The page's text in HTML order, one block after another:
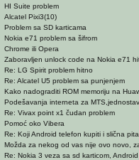
HI Suite problem
Alcatel Pixi3(10)
Problem sa SD karticama
Nokia e71 problem sa šifrom
Chrome ili Opera
Zaboravljen unlock code na Nokia e71
Re: LG Spirit problem hitno
Re: Alcatel U5 problem sa punjenjem
Kako nadograditi ROM memoriju na
Podešavanja interneta za
Re: Vivax point x1 čudan problem
Pomoć oko Vibera
Re: Koji Android telefon kupiti i slična
Možda za nekog od vas nije ovo novo,
Re: Nokia 3 veza sa sd karticom,